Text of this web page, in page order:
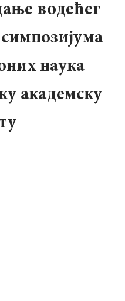
водећег
наука
академску